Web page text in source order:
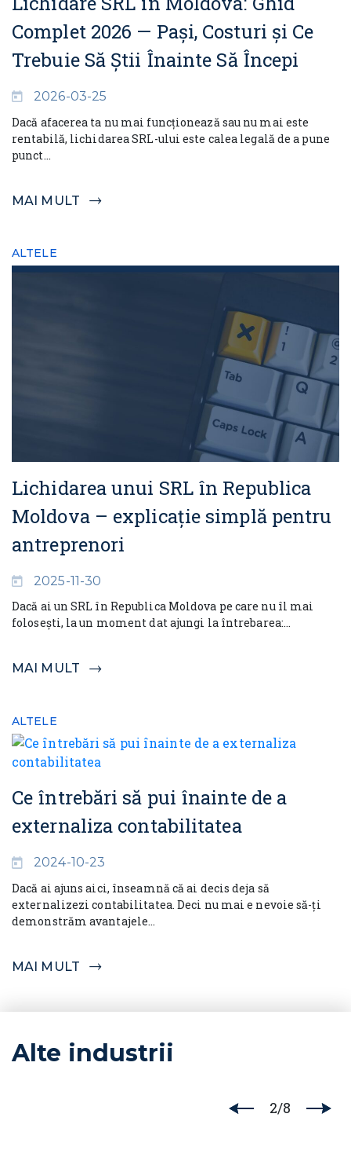
Complet 2026 — Pași, Costuri și Ce
Trebuie Să Știi Înainte Să Începi
2026-03-25
Dacă afacerea ta nu mai funcționează sau nu mai este
rentabilă, lichidarea SRL-ului este calea legală de a pune
punct...
MAI MULT
ALTELE
Lichidarea unui SRL în Republica
Moldova – explicație simplă pentru
antreprenori
2025-11-30
Dacă ai un SRL în Republica Moldova pe care nu îl mai
folosești, la un moment dat ajungi la întrebarea:...
MAI MULT
ALTELE
Ce întrebări să pui înainte de a
externaliza contabilitatea
2024-10-23
Dacă ai ajuns aici, înseamnă că ai decis deja să
externalizezi contabilitatea. Deci nu mai e nevoie să-ți
demonstrăm avantajele...
MAI MULT
Alte industrii
2/8